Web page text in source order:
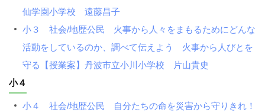
仙学園小学校 遠藤昌子
小３ 社会/地歴公民 火事から人々をまもるためにどんな
活動をしているのか、調べて伝えよう 火事から人びとを
守る【授業案】丹波市立小川小学校 片山貴史
小４
小４ 社会/地歴公民 自分たちの命を災害から守りきれ！